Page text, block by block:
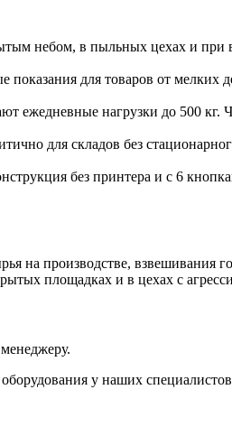
небом, в пыльных цехах и
для товаров от мелких
ежедневные нагрузки до 500 кг.
для складов без
без принтера и с 6
на производстве, взвешивания
площадках и в цехах с
у наших